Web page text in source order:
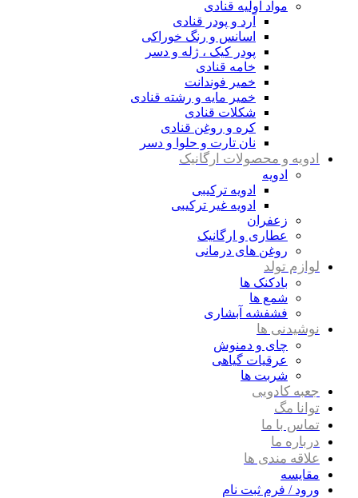
مواد اولیه قنادی
آرد و پودر قنادی
اسانس و رنگ خوراکی
پودر کیک ، ژله و دسر
خامه قنادی
خمیر فوندانت
خمیر مایه و رشته قنادی
شکلات قنادی
کره و روغن قنادی
نان تارت و حلوا و دسر
ادویه و محصولات ارگانیک
ادویه
ادویه ترکیبی
ادویه غیر ترکیبی
زعفران
عطاری و ارگانیک
روغن های درمانی
لوازم تولد
بادکنک ها
شمع ها
فشفشه آبشاری
نوشیدنی ها
چای و دمنوش
عرقیات گیاهی
شربت ها
جعبه کادویی
توانا مگ
تماس با ما
درباره ما
علاقه مندی ها
مقایسه
ورود / فرم ثبت نام